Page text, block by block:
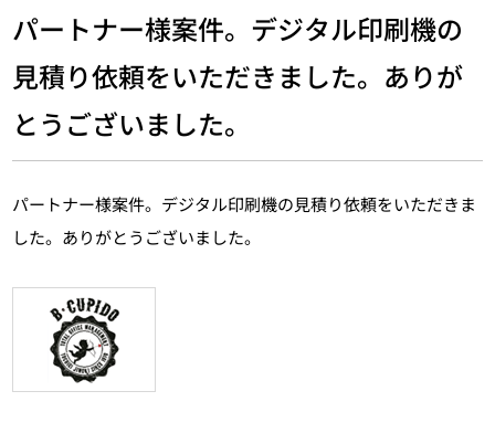
パートナー様案件。デジタル印刷機の
見積り依頼をいただきました。ありが
とうございました。
パートナー様案件。デジタル印刷機の見積り依頼をいただきま
した。ありがとうございました。